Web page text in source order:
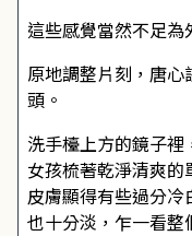
這些感覺當然不足為
原地調整片刻，唐
頭。
洗手檯上方的鏡子
女孩梳著乾淨清爽
皮膚顯得有些過分
也十分淡，乍一看整